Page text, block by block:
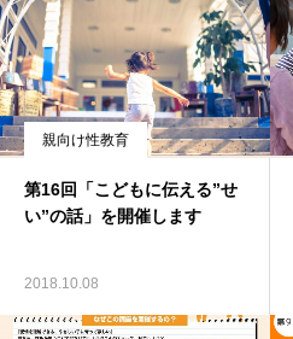
親向け性教育
第16回「こどもに伝える”せ
い”の話」を開催します
2018.10.08
BLOG
講演依頼